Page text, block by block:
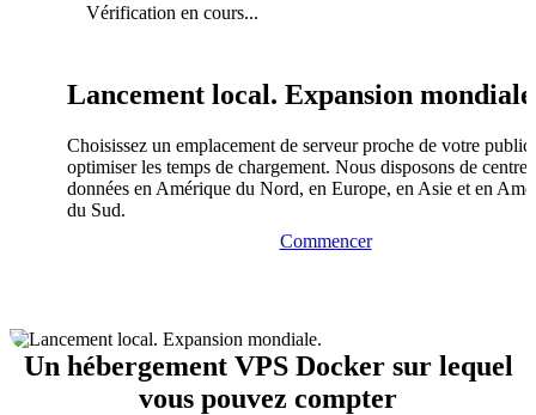
Vérification en cours...
Lancement local. Expansion
Choisissez un emplacement de serveur proche de votre
optimiser les temps de chargement. Nous disposons de
données en Amérique du Nord, en Europe, en Asie et en
du Sud.
Commencer
Un hébergement VPS Docker sur lequel
vous pouvez compter